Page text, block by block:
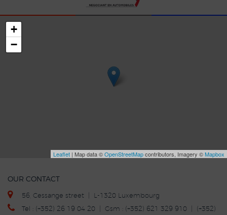
+
−
Leaflet | Map data ©OpenStreetMapcontributors, Imagery ©Mapbox
OUR CONTACT
56, Cessange street | L-1320 Luxembourg
Tel : (+352) 26 19 04 20 | Gsm : (+352) 621 329 910 | (+352)